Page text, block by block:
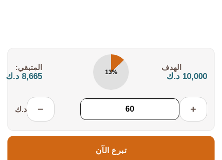
10,000 د.ك 13%
المتبقي:
8,665 د.ك
+
− د.ك
تبرع الآن